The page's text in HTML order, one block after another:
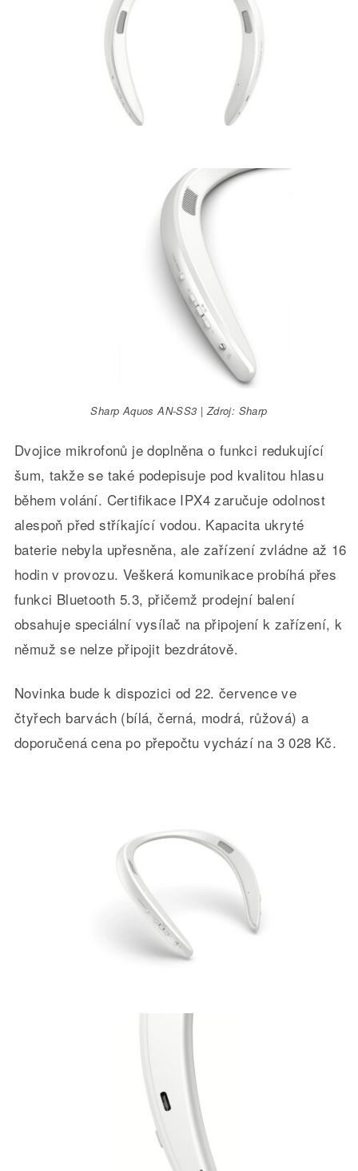
Sharp Aquos AN-SS3 | Zdroj: Sharp
Dvojice mikrofonů je doplněna o funkci redukující
šum, takže se také podepisuje pod kvalitou hlasu
během volání. Certifikace IPX4 zaručuje odolnost
alespoň před stříkající vodou. Kapacita ukryté
baterie nebyla upřesněna, ale zařízení zvládne až 16
hodin v provozu. Veškerá komunikace probíhá přes
funkci Bluetooth 5.3, přičemž prodejní balení
obsahuje speciální vysílač na připojení k zařízení, k
němuž se nelze připojit bezdrátově.
Novinka bude k dispozici od 22. července ve
čtyřech barvách (bílá, černá, modrá, růžová) a
doporučená cena po přepočtu vychází na 3 028 Kč.